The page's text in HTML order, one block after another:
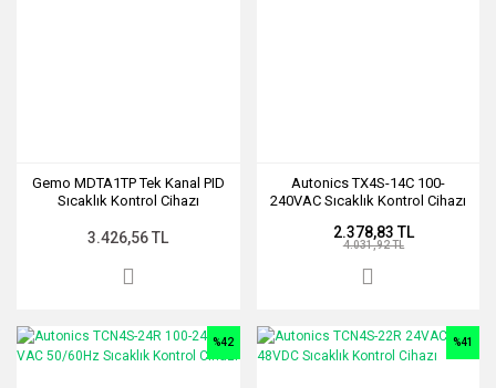
Gemo MDTA1TP Tek Kanal PID
Sıcaklık Kontrol Cihazı
3.426,56 TL
Autonics TX4S-14C 100-
240VAC Sıcaklık Kontrol Cihazı
2.378,83 TL
4.031,92 TL
%42 %41